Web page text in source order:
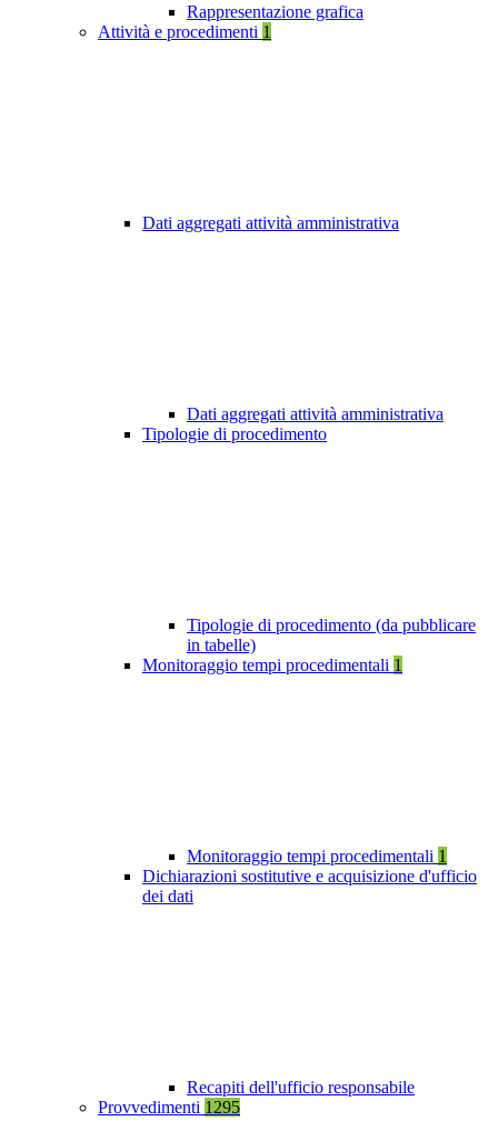
Rappresentazione grafica
Attività e procedimenti 1
Dati aggregati attività amministrativa
Dati aggregati attività amministrativa
Tipologie di procedimento
Tipologie di procedimento (da pubblicare
in tabelle)
Monitoraggio tempi procedimentali 1
Monitoraggio tempi procedimentali 1
Dichiarazioni sostitutive e acquisizione d'ufficio
dei dati
Recapiti dell'ufficio responsabile
Provvedimenti 1295